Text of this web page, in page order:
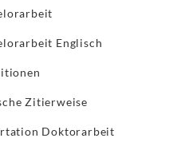
Englisch
Zitierweise
Doktorarbeit